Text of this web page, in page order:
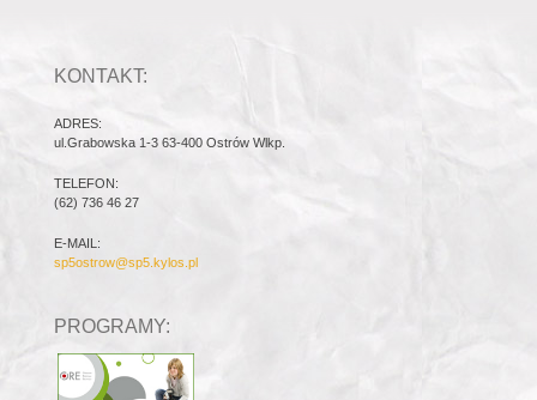
KONTAKT:
ADRES:
ul.Grabowska 1-3 63-400 Ostrów Wlkp.
TELEFON:
(62) 736 46 27
E-MAIL:
sp5ostrow@sp5.kylos.pl
PROGRAMY: